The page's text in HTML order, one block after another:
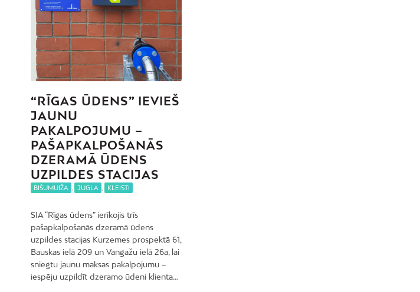
“RĪGAS ŪDENS” IEVIEŠ
JAUNU
PAKALPOJUMU –
PAŠAPKALPOŠANĀS
DZERAMĀ ŪDENS
UZPILDES STACIJAS
BIŠUMUIŽA JUGLA KLEISTI
SIA “Rīgas ūdens” ierīkojis trīs
pašapkalpošanās dzeramā ūdens
uzpildes stacijas Kurzemes prospektā 61,
Bauskas ielā 209 un Vangažu ielā 26a, lai
sniegtu jaunu maksas pakalpojumu –
iespēju uzpildīt dzeramo ūdeni klienta…